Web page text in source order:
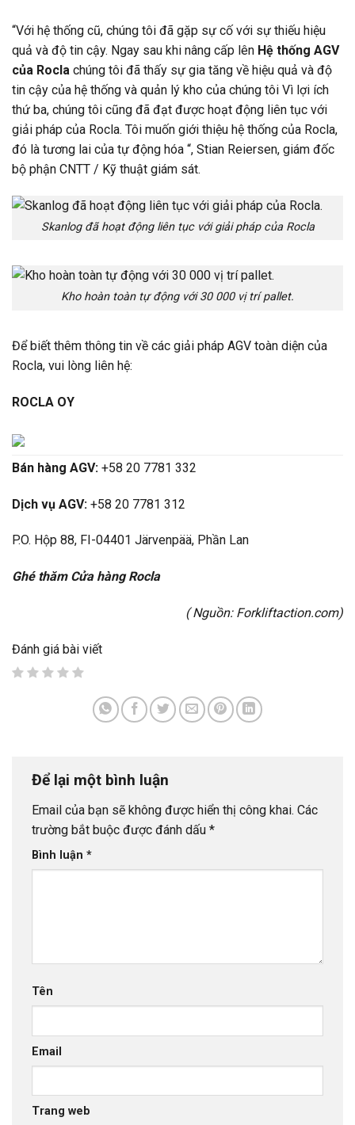
“Với hệ thống cũ, chúng tôi đã gặp sự cố với sự thiếu hiệu
quả và độ tin cậy. Ngay sau khi nâng cấp lên Hệ thống AGV
của Rocla chúng tôi đã thấy sự gia tăng về hiệu quả và độ
tin cậy của hệ thống và quản lý kho của chúng tôi Vì lợi ích
thứ ba, chúng tôi cũng đã đạt được hoạt động liên tục với
giải pháp của Rocla. Tôi muốn giới thiệu hệ thống của Rocla,
đó là tương lai của tự động hóa “, Stian Reiersen, giám đốc
bộ phận CNTT / Kỹ thuật giám sát.
Skanlog đã hoạt động liên tục với giải pháp của Rocla
Kho hoàn toàn tự động với 30 000 vị trí pallet.
Để biết thêm thông tin về các giải pháp AGV toàn diện của
Rocla, vui lòng liên hệ:
ROCLA OY
Bán hàng AGV: +58 20 7781 332
Dịch vụ AGV: +58 20 7781 312
P.O. Hộp 88, FI-04401 Järvenpää, Phần Lan
Ghé thăm Cửa hàng Rocla
( Nguồn: Forkliftaction.com)
Đánh giá bài viết
Để lại một bình luận
Email của bạn sẽ không được hiển thị công khai. Các
trường bắt buộc được đánh dấu *
Bình luận *
Tên
Email
Trang web